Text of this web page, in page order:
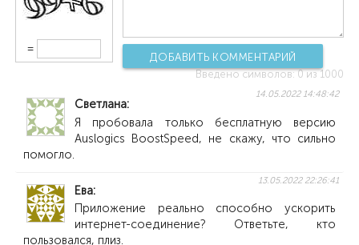
=
ДОБАВИТЬ КОММЕНТАРИЙ
Введено символов:0из 1000
Светлана
14.05.2022 14:48:42
Я пробовала только бесплатную версию
Auslogics BoostSpeed, не скажу, что сильно
помогло.
Ева
13.05.2022 22:26:41
Приложение реально способно ускорить
интернет-соединение? Ответьте, кто
пользовался, плиз.